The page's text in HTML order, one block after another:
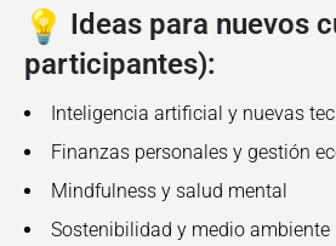
Ideas para nuevos
participantes):
Inteligencia artificial y nuevas
Finanzas personales y gestión
Mindfulness y salud mental
Sostenibilidad y medio ambiente